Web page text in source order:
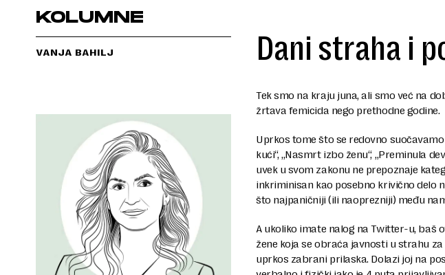
KOLUMNE
VANJA BAHILJ Dani straha i
Tek smo na kraju juna, ali smo već na
žrtava femicida nego prethodne godine.
Uprkos tome što se redovno
kući“, „Nasmrt izbo ženu“, „Preminula
uvek u svom zakonu ne prepoznaje
inkriminisan kao posebno krivično delo
što najpaničniji (ili naoprezniji) među
A ukoliko imate nalog na Twitter-u, baš
žene koja se obraća javnosti u strahu
uprkos zabrani prilaska. Dolazi joj na